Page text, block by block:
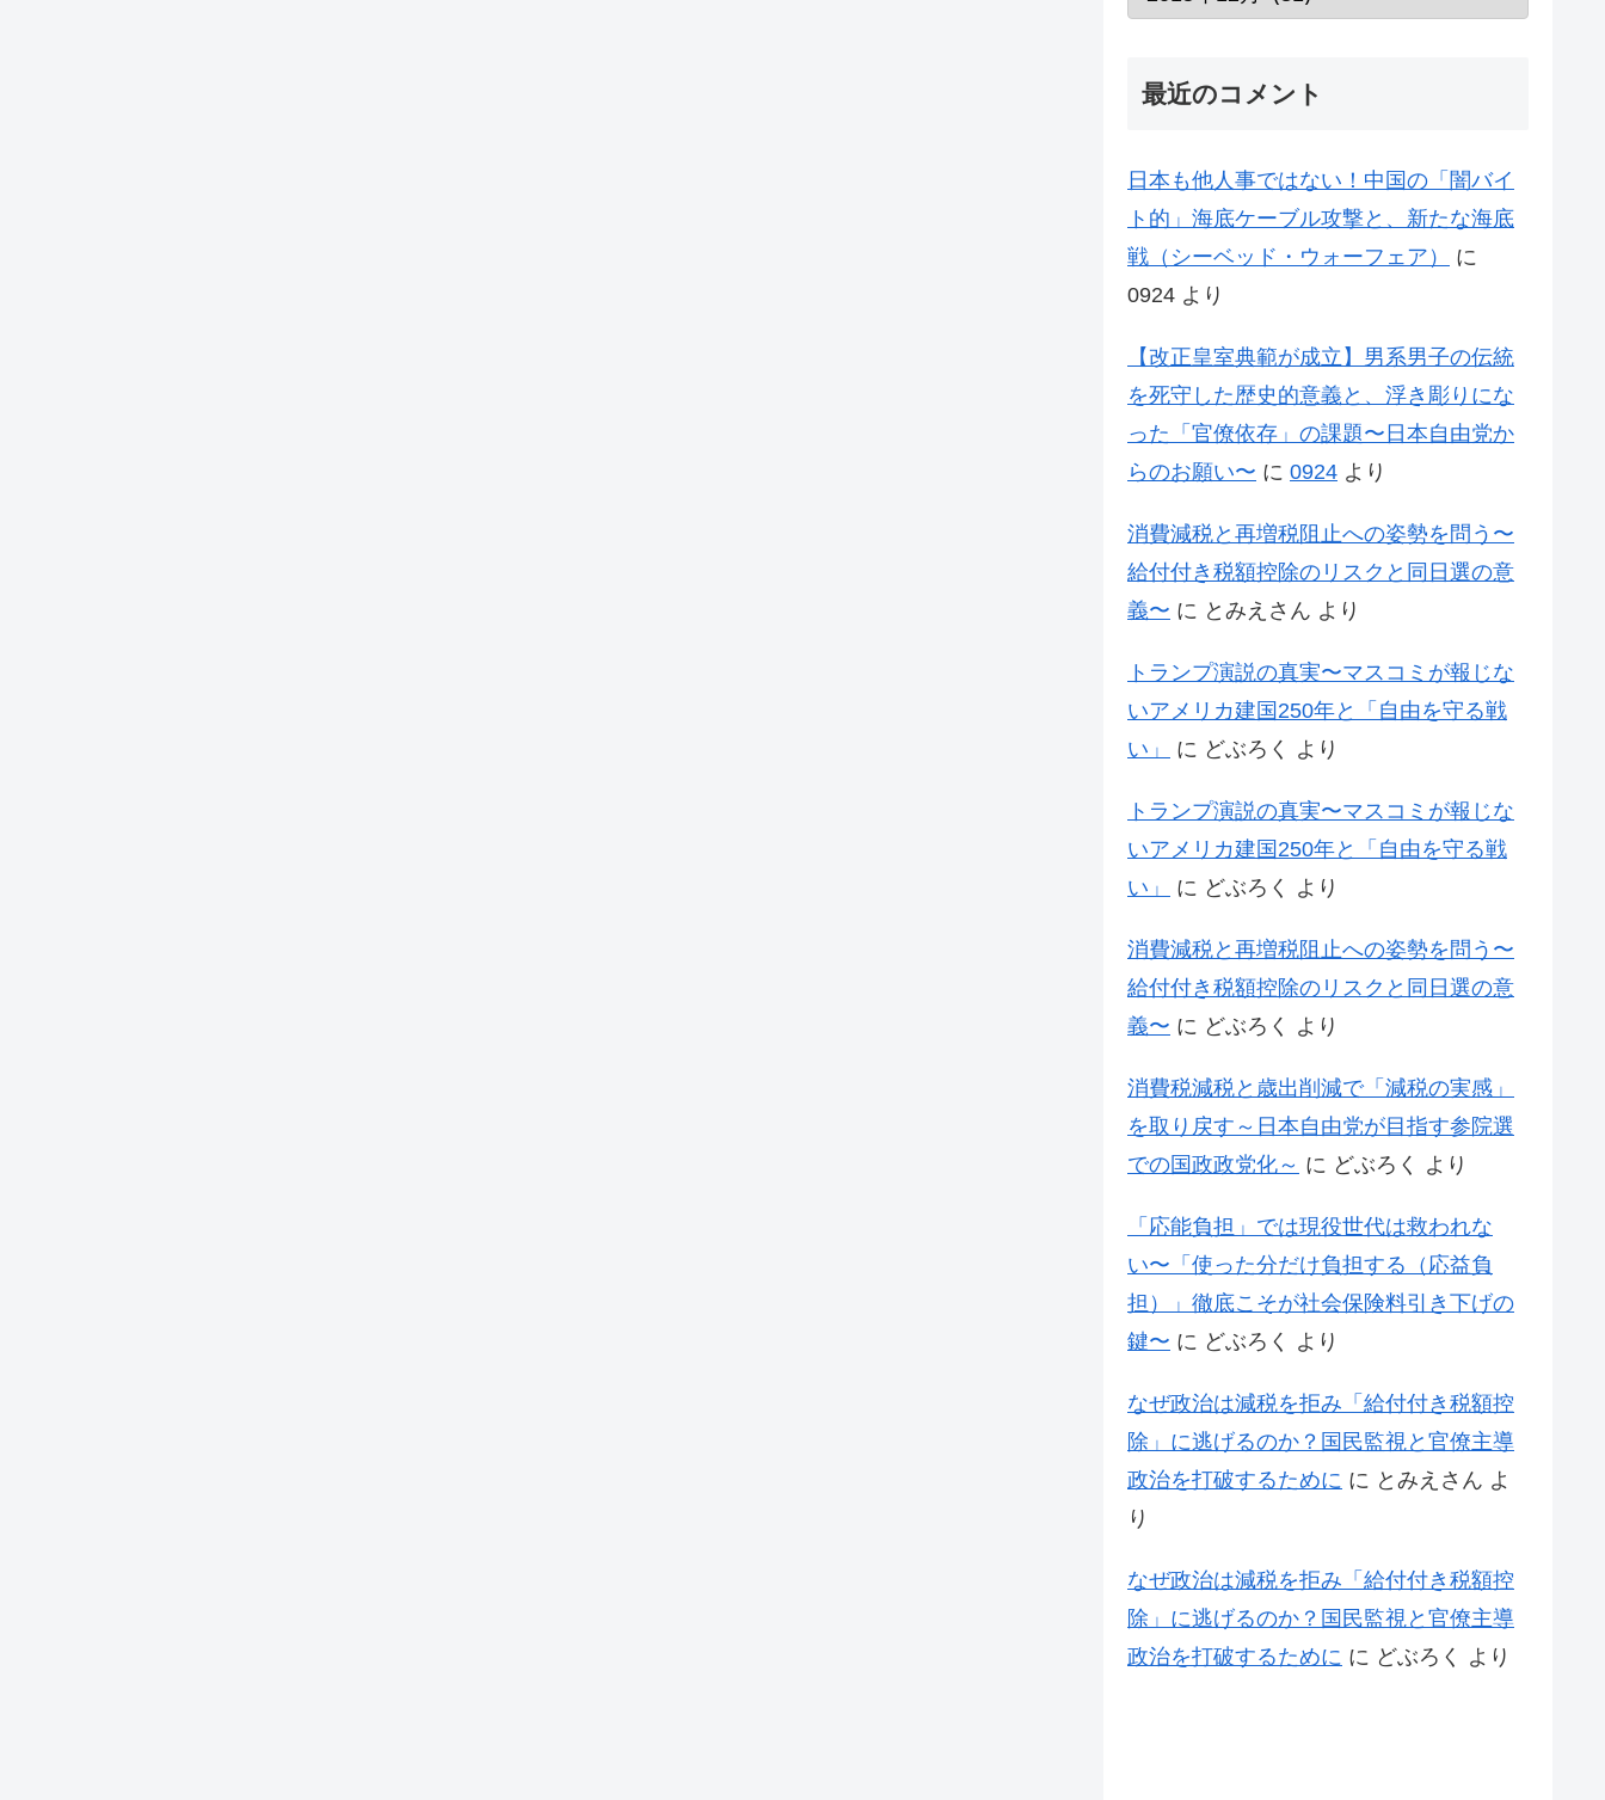
最近のコメント
日本も他人事ではない！中国の「闇バイ
ト的」海底ケーブル攻撃と、新たな海底
戦（シーベッド・ウォーフェア）
に
0924 より
【改正皇室典範が成立】男系男子の伝統
を死守した歴史的意義と、浮き彫りにな
った「官僚依存」の課題〜日本自由党か
らのお願い〜 に 0924 より
消費減税と再増税阻止への姿勢を問う〜
給付付き税額控除のリスクと同日選の意
義〜 に とみえさん より
トランプ演説の真実〜マスコミが報じな
いアメリカ建国250年と「自由を守る戦
い」
に どぶろく より
トランプ演説の真実〜マスコミが報じな
いアメリカ建国250年と「自由を守る戦
い」
に どぶろく より
消費減税と再増税阻止への姿勢を問う〜
給付付き税額控除のリスクと同日選の意
義〜 に どぶろく より
消費税減税と歳出削減で「減税の実感」
を取り戻す～日本自由党が目指す参院選
での国政政党化～ に どぶろく より
「応能負担」では現役世代は救われな
い〜「使った分だけ負担する（応益負
担）」徹底こそが社会保険料引き下げの
鍵〜 に どぶろく より
なぜ政治は減税を拒み「給付付き税額控
除」に逃げるのか？国民監視と官僚主導
政治を打破するために に とみえさん よ
り
なぜ政治は減税を拒み「給付付き税額控
除」に逃げるのか？国民監視と官僚主導
政治を打破するために に どぶろく より